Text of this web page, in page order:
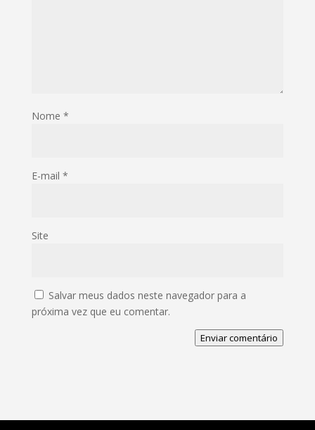
Nome *
E-mail *
Site
Salvar meus dados neste navegador para a
próxima vez que eu comentar.
Enviar comentário